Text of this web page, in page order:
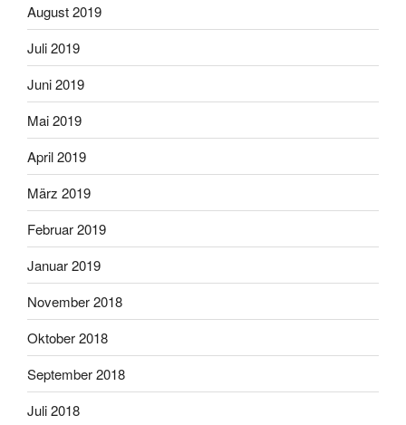
August 2019
Juli 2019
Juni 2019
Mai 2019
April 2019
März 2019
Februar 2019
Januar 2019
November 2018
Oktober 2018
September 2018
Juli 2018